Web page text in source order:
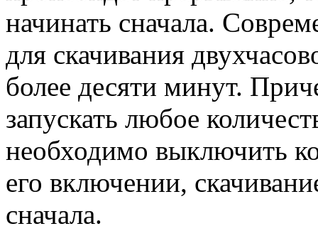
начинать сначала.
для скачивания
более десяти минут.
запускать любое
необходимо выключить
его включении,
сначала.